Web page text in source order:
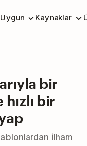
Kaynaklar
bir
bir
ilham